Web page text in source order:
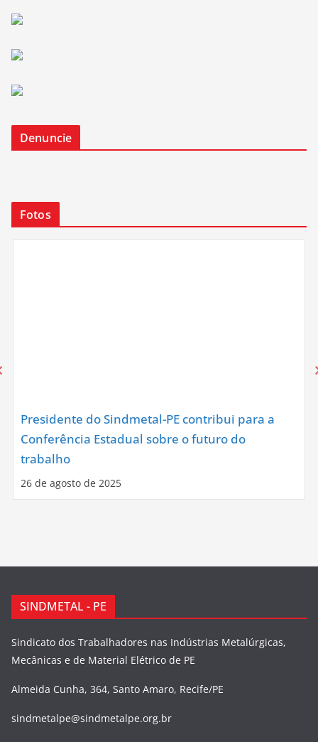
Denuncie
Fotos
Presidente do Sindmetal-PE contribui para a
Conferência Estadual sobre o futuro do
trabalho
26 de agosto de 2025
SINDMETAL - PE
Sindicato dos Trabalhadores nas Indústrias Metalúrgicas,
Mecânicas e de Material Elétrico de PE
Almeida Cunha, 364, Santo Amaro, Recife/PE
sindmetalpe@sindmetalpe.org.br